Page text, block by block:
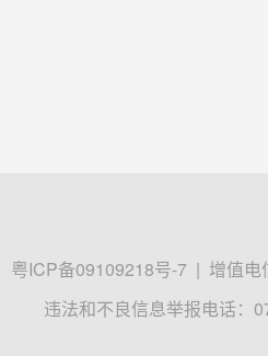
粤ICP备09109218号-7 | 增值电
违法和不良信息举报电话：